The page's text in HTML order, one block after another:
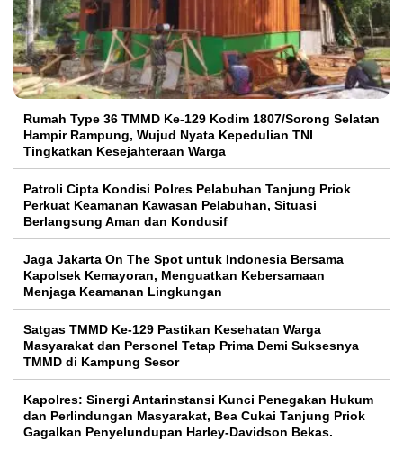
Rumah Type 36 TMMD Ke-129 Kodim 1807/Sorong Selatan
Hampir Rampung, Wujud Nyata Kepedulian TNI
Tingkatkan Kesejahteraan Warga
Patroli Cipta Kondisi Polres Pelabuhan Tanjung Priok
Perkuat Keamanan Kawasan Pelabuhan, Situasi
Berlangsung Aman dan Kondusif
Jaga Jakarta On The Spot untuk Indonesia Bersama
Kapolsek Kemayoran, Menguatkan Kebersamaan
Menjaga Keamanan Lingkungan
Satgas TMMD Ke-129 Pastikan Kesehatan Warga
Masyarakat dan Personel Tetap Prima Demi Suksesnya
TMMD di Kampung Sesor
Kapolres: Sinergi Antarinstansi Kunci Penegakan Hukum
dan Perlindungan Masyarakat, Bea Cukai Tanjung Priok
Gagalkan Penyelundupan Harley-Davidson Bekas.